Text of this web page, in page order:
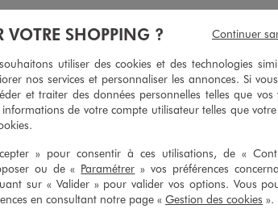
VÊTEMENTS ET CHAUSSURES
femme Pantalons femme fluides Sacs
garçon Chaussures de cérémonie garçon
VOTRE SHOPPING ?
utiliser des cookies et des technologies
nos services et personnaliser les annonces. Si
et traiter des données personnelles telles que vos
informations de votre compte utilisateur telles que
» pour consentir à ces utilisations, de «
ou de « Paramétrer » vos préférences
sur « Valider » pour valider vos options. Vous
en consultant notre page « Gestion des cookies ».
Continuer